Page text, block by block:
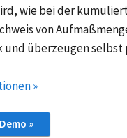
wie bei der
von
und überzeugen selbst
»
»